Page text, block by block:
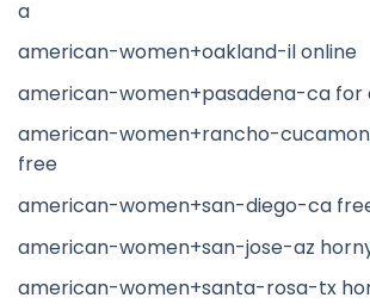
a
american-women+oakland-il online
american-women+pasadena-ca for
american-women+rancho-
free
american-women+san-diego-ca
american-women+san-jose-az
american-women+santa-rosa-tx